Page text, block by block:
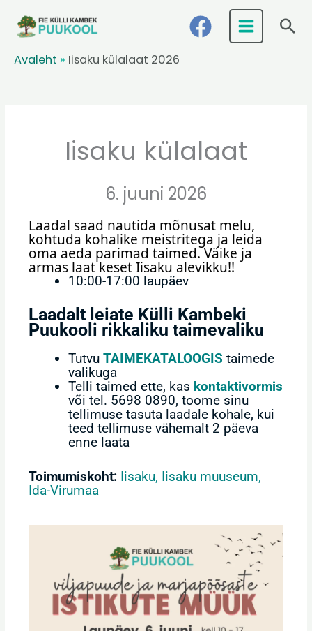
Avaleht » Iisaku külalaat 2026
Iisaku külalaat
6. juuni 2026
Laadal saad nautida mõnusat melu,
kohtuda kohalike meistritega ja leida
oma aeda parimad taimed. Väike ja
armas laat keset Iisaku alevikku!!
10:00-17:00 laupäev
Laadalt leiate Külli Kambeki
Puukooli rikkaliku taimevaliku
TutvuTAIMEKATALOOGIS taimede
valikuga
Telli taimed ette, kas kontaktivormis
või tel. 5698 0890, toome sinu
tellimuse tasuta laadale kohale, kui
teed tellimuse vähemalt 2 päeva
enne laata
Toimumiskoht: Iisaku, Iisaku muuseum,
Ida-Virumaa